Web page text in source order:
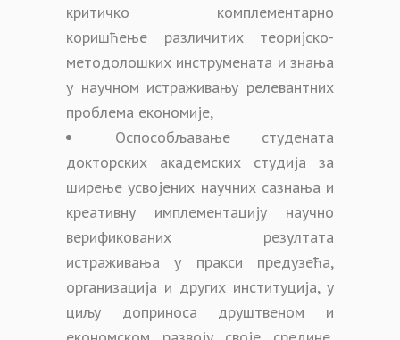
критичко комплементарно
коришћење различитих теоријско-
методолошких инструмената и знања
у научном истраживању релевантних
проблема економије,
Оспособљавање студената
докторских академских студија за
ширење усвојених научних сазнања и
креативну имплементацију научно
верификованих резултата
истраживања у пракси предузећа,
организација и других институција, у
циљу доприноса друштвеном и